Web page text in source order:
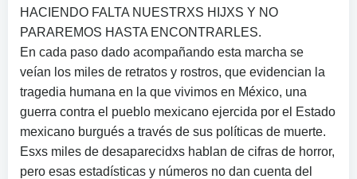
HACIENDO FALTA NUESTRXS HIJXS Y NO
PARAREMOS HASTA ENCONTRARLES.
En cada paso dado acompañando esta marcha se
veían los miles de retratos y rostros, que evidencian la
tragedia humana en la que vivimos en México, una
guerra contra el pueblo mexicano ejercida por el Estado
mexicano burgués a través de sus políticas de muerte.
Esxs miles de desaparecidxs hablan de cifras de horror,
pero esas estadísticas y números no dan cuenta del